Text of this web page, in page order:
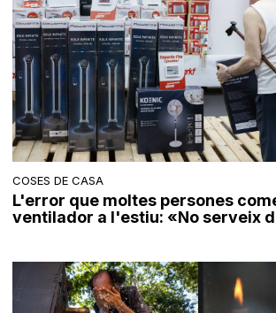
COSES DE CASA
L'error que moltes persones
ventilador a l'estiu: «No serveix